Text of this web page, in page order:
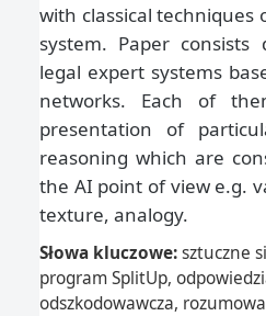
with classical techniques
system. Paper
legal expert systems
networks. Each of
presentation of
reasoning which are
the AI point of view e.g.
texture, analogy.
Słowa kluczowe:sztuczne
program SplitUp,
odszkodowawcza,